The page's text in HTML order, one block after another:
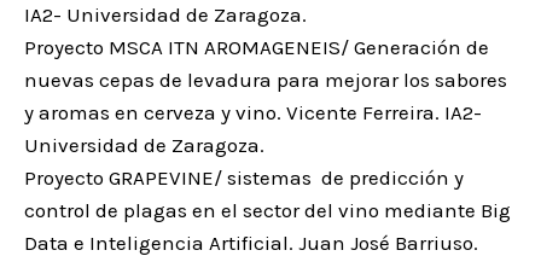
IA2- Universidad de Zaragoza.
Proyecto MSCA ITN AROMAGENEIS/ Generación de
nuevas cepas de levadura para mejorar los sabores
y aromas en cerveza y vino. Vicente Ferreira. IA2-
Universidad de Zaragoza.
Proyecto GRAPEVINE/ sistemas de predicción y
control de plagas en el sector del vino mediante Big
Data e Inteligencia Artificial. Juan José Barriuso.